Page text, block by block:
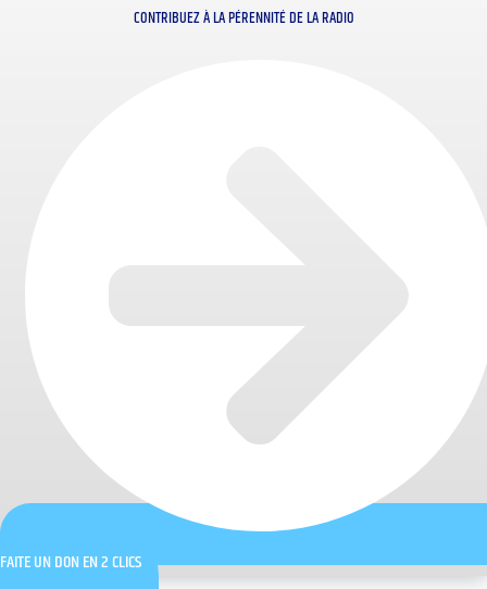
CONTRIBUEZ À LA PÉRENNITÉ DE LA RADIO
FAITE UN DON EN 2 CLICS